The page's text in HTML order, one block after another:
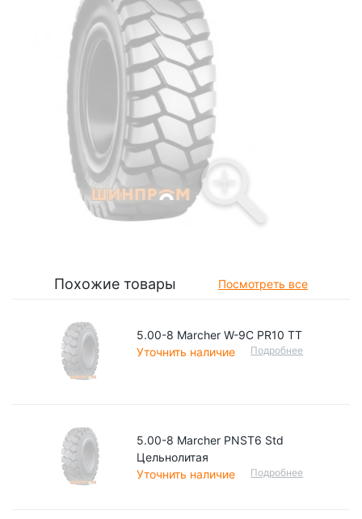
Похожие товары Посмотреть все
5.00-8 Marcher W-9С PR10 TT
Уточнить наличие
Подробнее
5.00-8 Marcher PNST6 Std
Цельнолитая
Уточнить наличие
Подробнее